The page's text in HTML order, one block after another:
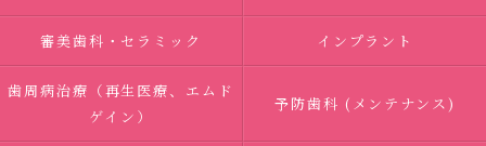
審美歯科・セラミック インプラント
歯周病治療（再生医療、エムド
ゲイン）
予防歯科 (メンテナンス)